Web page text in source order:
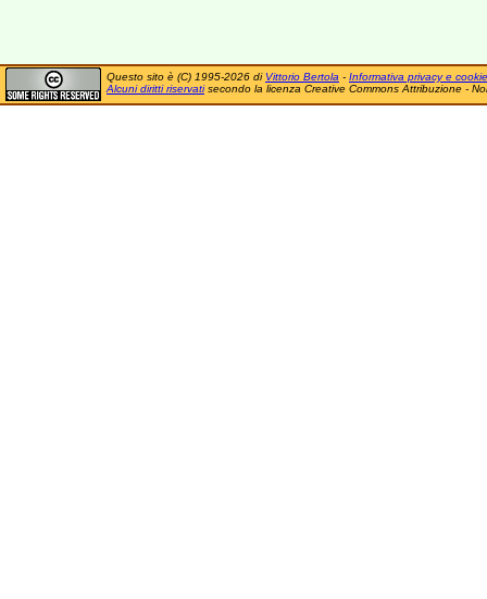
Questo sito è (C) 1995-2026 di Vittorio Bertola - Informativa privacy e cookie
Alcuni diritti riservatisecondo la licenza Creative Commons Attribuzione -